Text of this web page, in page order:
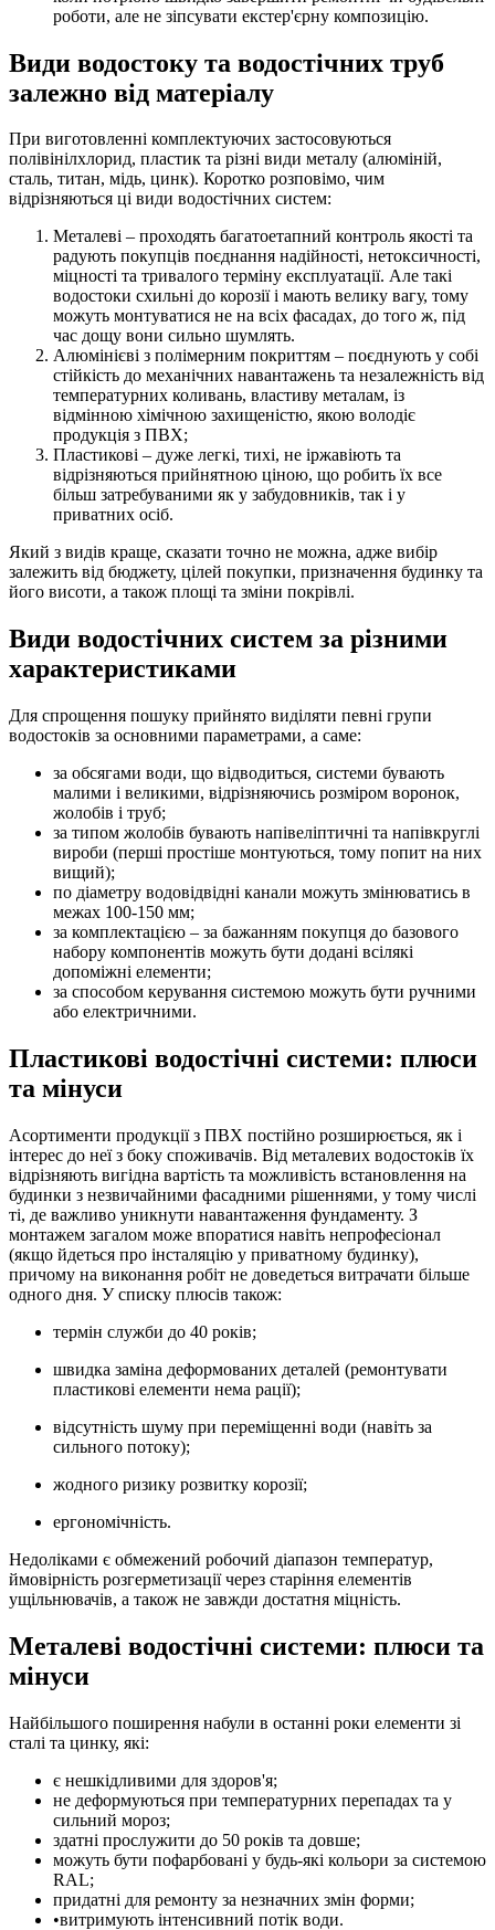
роботи, але не зіпсувати екстер'єрну композицію.
Види водостоку та водостічних труб
залежно від матеріалу
При виготовленні комплектуючих застосовуються
полівінілхлорид, пластик та різні види металу (алюміній,
сталь, титан, мідь, цинк). Коротко розповімо, чим
відрізняються ці види водостічних систем:
Металеві – проходять багатоетапний контроль якості та
радують покупців поєднання надійності, нетоксичності,
міцності та тривалого терміну експлуатації. Але такі
водостоки схильні до корозії і мають велику вагу, тому
можуть монтуватися не на всіх фасадах, до того ж, під
час дощу вони сильно шумлять.
Алюмінієві з полімерним покриттям – поєднують у собі
стійкість до механічних навантажень та незалежність від
температурних коливань, властиву металам, із
відмінною хімічною захищеністю, якою володіє
продукція з ПВХ;
Пластикові – дуже легкі, тихі, не іржавіють та
відрізняються прийнятною ціною, що робить їх все
більш затребуваними як у забудовників, так і у
приватних осіб.
Який з видів краще, сказати точно не можна, адже вибір
залежить від бюджету, цілей покупки, призначення будинку та
його висоти, а також площі та зміни покрівлі.
Види водостічних систем за різними
характеристиками
Для спрощення пошуку прийнято виділяти певні групи
водостоків за основними параметрами, а саме:
за обсягами води, що відводиться, системи бувають
малими і великими, відрізняючись розміром воронок,
жолобів і труб;
за типом жолобів бувають напівеліптичні та напівкруглі
вироби (перші простіше монтуються, тому попит на них
вищий);
по діаметру водовідвідні канали можуть змінюватись в
межах 100-150 мм;
за комплектацією – за бажанням покупця до базового
набору компонентів можуть бути додані всілякі
допоміжні елементи;
за способом керування системою можуть бути ручними
або електричними.
Пластикові водостічні системи: плюси
та мінуси
Асортименти продукції з ПВХ постійно розширюється, як і
інтерес до неї з боку споживачів. Від металевих водостоків їх
відрізняють вигідна вартість та можливість встановлення на
будинки з незвичайними фасадними рішеннями, у тому числі
ті, де важливо уникнути навантаження фундаменту. З
монтажем загалом може впоратися навіть непрофесіонал
(якщо йдеться про інсталяцію у приватному будинку),
причому на виконання робіт не доведеться витрачати більше
одного дня. У списку плюсів також:
термін служби до 40 років;
швидка заміна деформованих деталей (ремонтувати
пластикові елементи нема рації);
відсутність шуму при переміщенні води (навіть за
сильного потоку);
жодного ризику розвитку корозії;
ергономічність.
Недоліками є обмежений робочий діапазон температур,
ймовірність розгерметизації через старіння елементів
ущільнювачів, а також не завжди достатня міцність.
Металеві водостічні системи: плюси та
мінуси
Найбільшого поширення набули в останні роки елементи зі
сталі та цинку, які:
є нешкідливими для здоров'я;
не деформуються при температурних перепадах та у
сильний мороз;
здатні прослужити до 50 років та довше;
можуть бути пофарбовані у будь-які кольори за системою
RAL;
придатні для ремонту за незначних змін форми;
•витримують інтенсивний потік води.